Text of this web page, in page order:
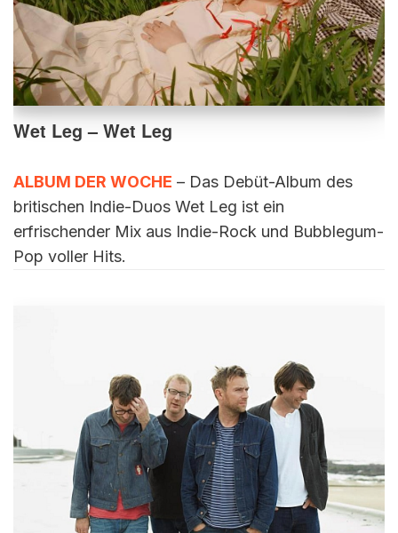
Wet Leg – Wet Leg
ALBUM DER WOCHE – Das Debüt-Album des
britischen Indie-Duos Wet Leg ist ein
erfrischender Mix aus Indie-Rock und Bubblegum-
Pop voller Hits.